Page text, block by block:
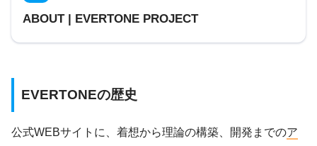
ABOUT | EVERTONE PROJECT
EVERTONEの歴史
公式WEBサイトに、着想から理論の構築、開発までのア